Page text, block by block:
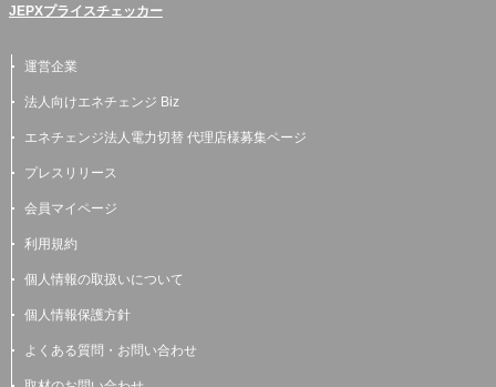
JEPXプライスチェッカー
運営企業
法人向けエネチェンジ Biz
エネチェンジ法人電力切替 代理店様募集ページ
プレスリリース
会員マイページ
利用規約
個人情報の取扱いについて
個人情報保護方針
よくある質問・お問い合わせ